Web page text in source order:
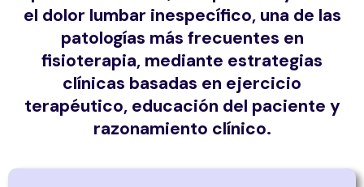
el dolor lumbar inespecífico, una de las
patologías más frecuentes en
fisioterapia, mediante estrategias
clínicas basadas en ejercicio
terapéutico, educación del paciente y
razonamiento clínico.